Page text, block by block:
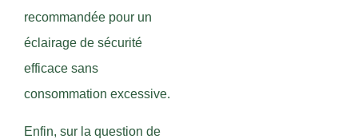
recommandée pour un
éclairage de sécurité
efficace sans
consommation excessive.
Enfin, sur la question de